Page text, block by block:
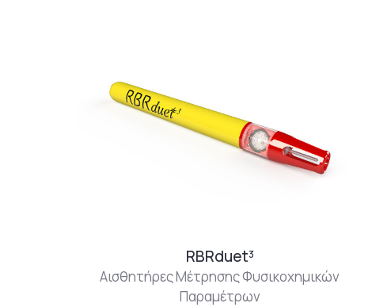
RBRduet³
Αισθητήρες Μέτρησης Φυσικοχημικών
Παραμέτρων